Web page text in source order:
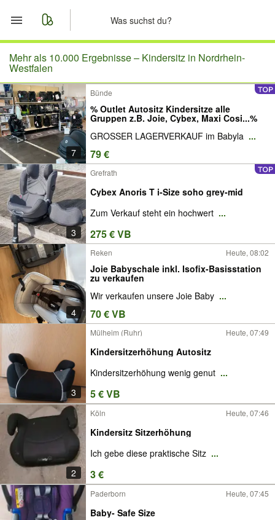
Start
Merkliste
Nachrichten
Anzeige aufgeben
Mehr als 10.000 Ergebnisse – Kindersitz in Nordrhein-
Westfalen
7
Bünde
% Outlet Autositz Kindersitze alle
Gruppen z.B. Joie, Cybex, Maxi Cosi...%
GROSSER LAGERVERKAUF im Babyla ...
79 €
3
Grefrath
Cybex Anoris T i-Size soho grey-mid
Zum Verkauf steht ein hochwert ...
275 € VB
4
Reken Heute, 08:02
Joie Babyschale inkl. Isofix-Basisstation
zu verkaufen
Wir verkaufen unsere Joie Baby ...
70 € VB
3
Mülheim (Ruhr) Heute, 07:49
Kindersitzerhöhung Autositz
Kindersitzerhöhung wenig genut ...
5 € VB
2
Köln Heute, 07:46
Kindersitz Sitzerhöhung
Ich gebe diese praktische Sitz ...
3 €
Paderborn Heute, 07:45
Baby- Safe Size